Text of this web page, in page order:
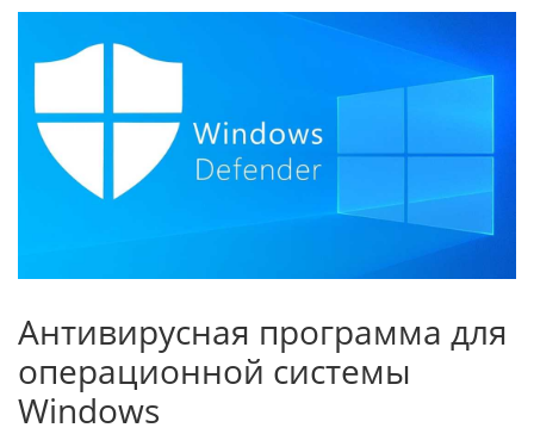
Антивирусная программа для
операционной системы
Windows